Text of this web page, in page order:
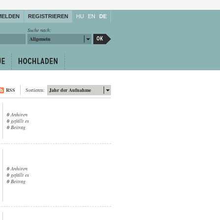
REGISTRIEREN HU EN DE
Suche nach:
Allgemein
Jahr der Aufnahme
Sortieren:
RSS
0 Anhören
0 gefällt es
0 Beitrag
0Anhören
0 gefällt es
0 Beitrag